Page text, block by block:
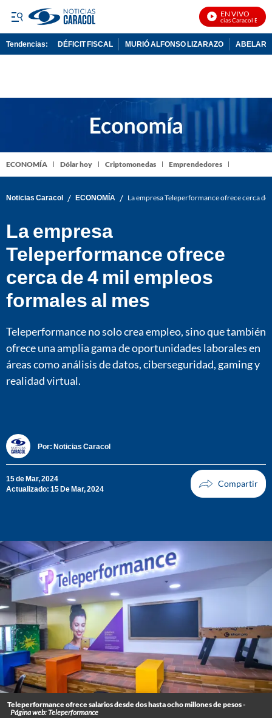
EN VIVO
Noticias Caracol En Vivo
Tendencias: DÉFICIT FISCAL MURIÓ ALFONSO LIZARAZO
ECONOMÍA Dólar hoy Criptomonedas Emprendedores
Noticias Caracol / ECONOMÍA / La empresa Teleperformance ofrece cerca de
La empresa
Teleperformance ofrece
cerca de 4 mil empleos
formales al mes
Teleperformance no solo crea empleo, sino que también
ofrece una amplia gama de oportunidades laborales en
áreas como análisis de datos, ciberseguridad, gaming y
realidad virtual.
Por: Noticias Caracol
15 de Mar, 2024
Actualizado: 15 De Mar, 2024
Teleperformance ofrece salarios desde dos hasta ocho millones de pesos -
Página web: Teleperformance